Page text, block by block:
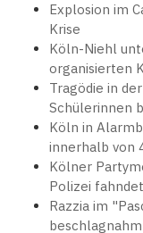
Explosion im
Krise
Köln-Niehl
organisierten
Tragödie in
Schülerinnen
Köln in
innerhalb von
Kölner
Polizei
Razzia im